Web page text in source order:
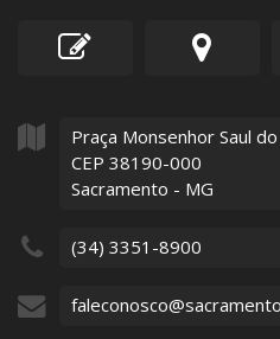
Praça Monsenhor Saul
CEP 38190-000
Sacramento - MG
(34) 3351-8900